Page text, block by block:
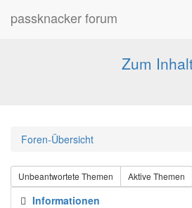
passknacker forum
Forum für alle Pässe-
Zum
Foren-Übersicht
Unbeantwortete Themen Aktive Themen
Informationen